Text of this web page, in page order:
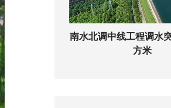
南水北调中线工程调水
方米